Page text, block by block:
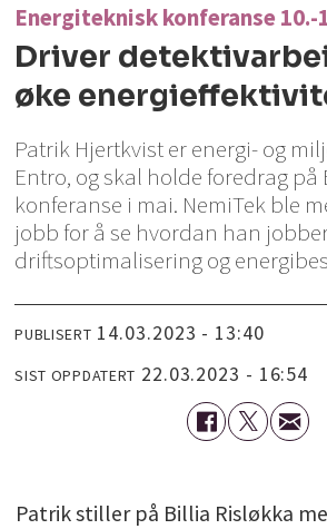
Energiteknisk konferanse 10.-
Driver
øke
Patrik Hjertkvist er energi- og
Entro, og skal holde foredrag
konferanse i mai. NemiTek ble
jobb for å se hvordan han
driftsoptimalisering og
PUBLISERT 14.03.2023 - 13:40
SIST OPPDATERT 22.03.2023 - 16:54
Patrik stiller på Billia Risløkka